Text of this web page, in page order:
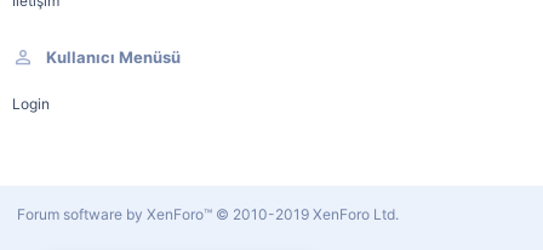
Kullanıcı Menüsü
Login
Forum software by XenForo™ © 2010-2019 XenForo Ltd.